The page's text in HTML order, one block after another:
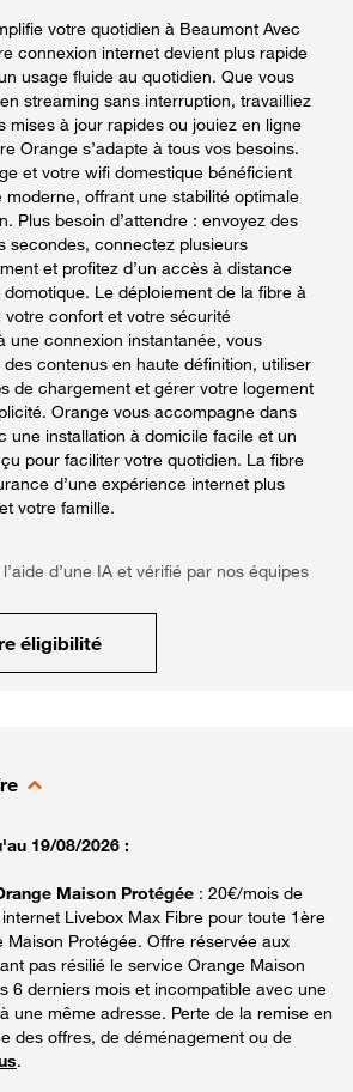
votre quotidien à Beaumont Avec
connexion internet devient plus rapide
usage fluide au quotidien. Que vous
streaming sans interruption, travailliez
mises à jour rapides ou jouiez en ligne
Orange s’adapte à tous vos besoins.
et votre wifi domestique bénéficient
moderne, offrant une stabilité optimale
Plus besoin d’attendre : envoyez des
secondes, connectez plusieurs
et profitez d’un accès à distance
Le déploiement de la fibre à
confort et votre sécurité
une connexion instantanée, vous
contenus en haute définition, utiliser
de chargement et gérer votre logement
Orange vous accompagne dans
une installation à domicile facile et un
pour faciliter votre quotidien. La fibre
d’une expérience internet plus
votre famille.
d’une IA et vérifié par nos équipes
éligibilité
19/08/2026 :
Maison Protégée : 20€/mois de
Livebox Max Fibre pour toute 1ère
Maison Protégée. Offre réservée aux
pas résilié le service Orange Maison
6 derniers mois et incompatible avec une
une même adresse. Perte de la remise en
des offres, de déménagement ou de
.